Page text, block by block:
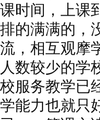
课时间，上课
排的满满的，
流，相互观摩
人数较少的学
校服务教学已
学能力也就只